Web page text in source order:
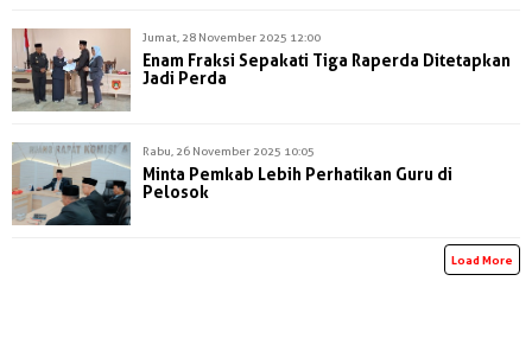
Jumat, 28 November 2025 12:00
Enam Fraksi Sepakati Tiga Raperda Ditetapkan
Jadi Perda
Rabu, 26 November 2025 10:05
Minta Pemkab Lebih Perhatikan Guru di
Pelosok
Load More